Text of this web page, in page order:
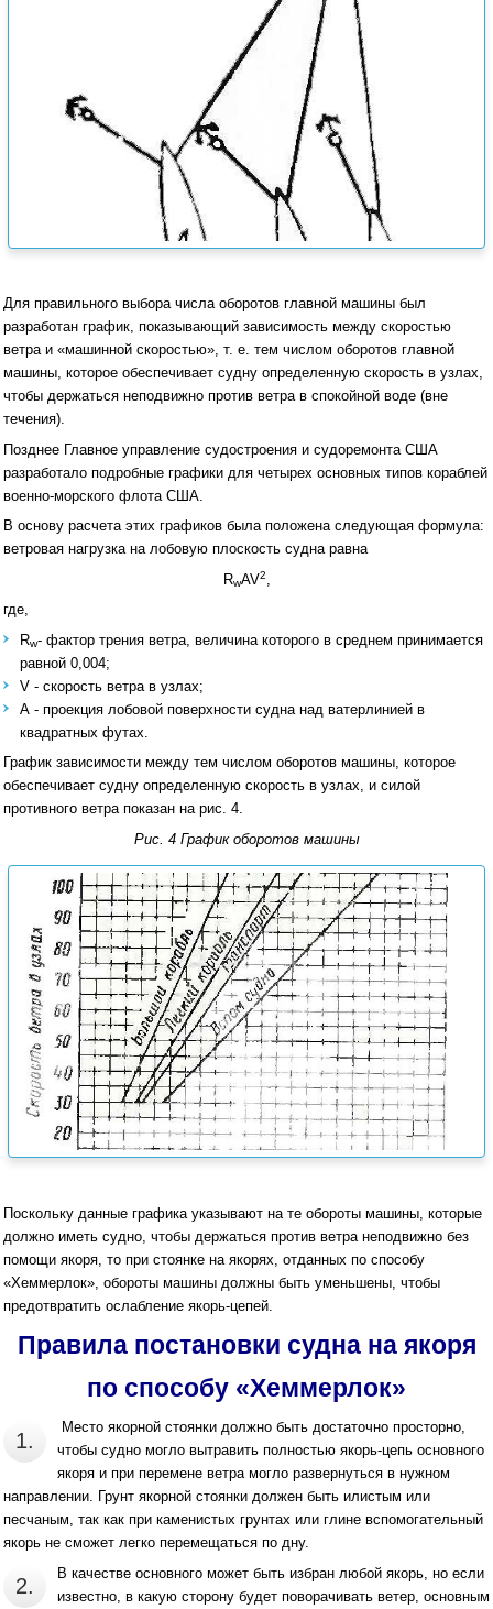
Для правильного выбора числа оборотов главной машины был
разработан график, показывающий зависимость между скоростью
ветра и «машинной скоростью», т. е. тем числом оборотов главной
машины, которое обеспечивает судну определенную скорость в узлах,
чтобы держаться неподвижно против ветра в спокойной воде (вне
течения).
Позднее Главное управление судостроения и судоремонта США
разработало подробные графики для четырех основных типов кораблей
военно-морского флота США.
В основу расчета этих графиков была положена следующая формула:
ветровая нагрузка на лобовую плоскость судна равна
RwAV2
где,
Rw- фактор трения ветра, величина которого в среднем принимается
равной 0,004;
V - скорость ветра в узлах;
А - проекция лобовой поверхности судна над ватерлинией в
квадратных футах.
График зависимости между тем числом оборотов машины, которое
обеспечивает судну определенную скорость в узлах, и силой
противного ветра показан на рис. 4.
Рис. 4 График оборотов машины
Поскольку данные графика указывают на те обороты машины, которые
должно иметь судно, чтобы держаться против ветра неподвижно без
помощи якоря, то при стоянке на якорях, отданных по способу
«Хеммерлок», обороты машины должны быть уменьшены, чтобы
предотвратить ослабление якорь-цепей.
Правила постановки судна на якоря
по способу «Хеммерлок»
1.
Место якорной стоянки должно быть достаточно просторно,
чтобы судно могло вытравить полностью якорь-цепь основного
якоря и при перемене ветра могло развернуться в нужном
направлении. Грунт якорной стоянки должен быть илистым или
песчаным, так как при каменистых грунтах или глине вспомогательный
якорь не сможет легко перемещаться по дну.
2.
В качестве основного может быть избран любой якорь, но если
известно, в какую сторону будет поворачивать ветер, основным